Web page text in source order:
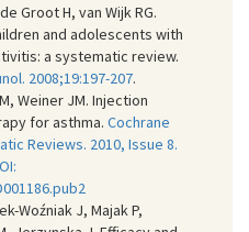
Groot H, van Wijk RG.
and adolescents with
a systematic review.
2008;19:197-207.
Weiner JM. Injection
for asthma. Cochrane
Reviews. 2010, Issue 8.
Woźniak J, Majak P,